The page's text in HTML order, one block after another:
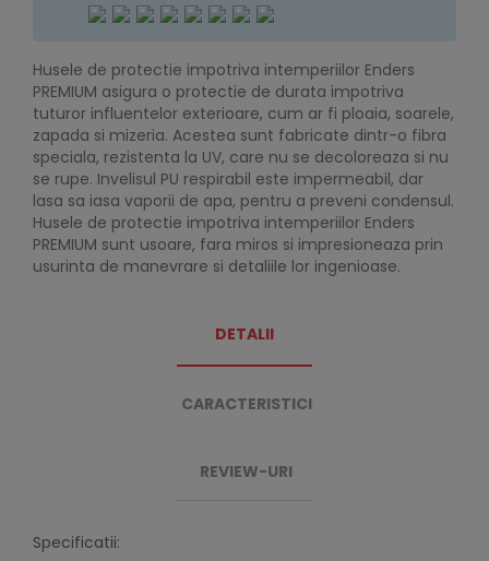
Husele de protectie impotriva intemperiilor Enders
PREMIUM asigura o protectie de durata impotriva
tuturor influentelor exterioare, cum ar fi ploaia, soarele,
zapada si mizeria. Acestea sunt fabricate dintr-o fibra
speciala, rezistenta la UV, care nu se decoloreaza si nu
se rupe. Invelisul PU respirabil este impermeabil, dar
lasa sa iasa vaporii de apa, pentru a preveni condensul.
Husele de protectie impotriva intemperiilor Enders
PREMIUM sunt usoare, fara miros si impresioneaza prin
usurinta de manevrare si detaliile lor ingenioase.
DETALII
CARACTERISTICI
REVIEW-URI
Specificatii: